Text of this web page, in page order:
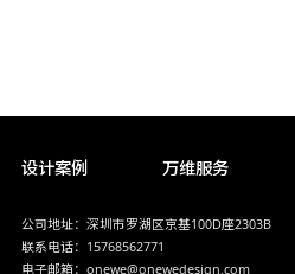
设计案例 万维服务
公司地址：深圳市罗湖区京基100D座2303B
联系电话：15768562771
电子邮箱：onewe@onewedesign.com